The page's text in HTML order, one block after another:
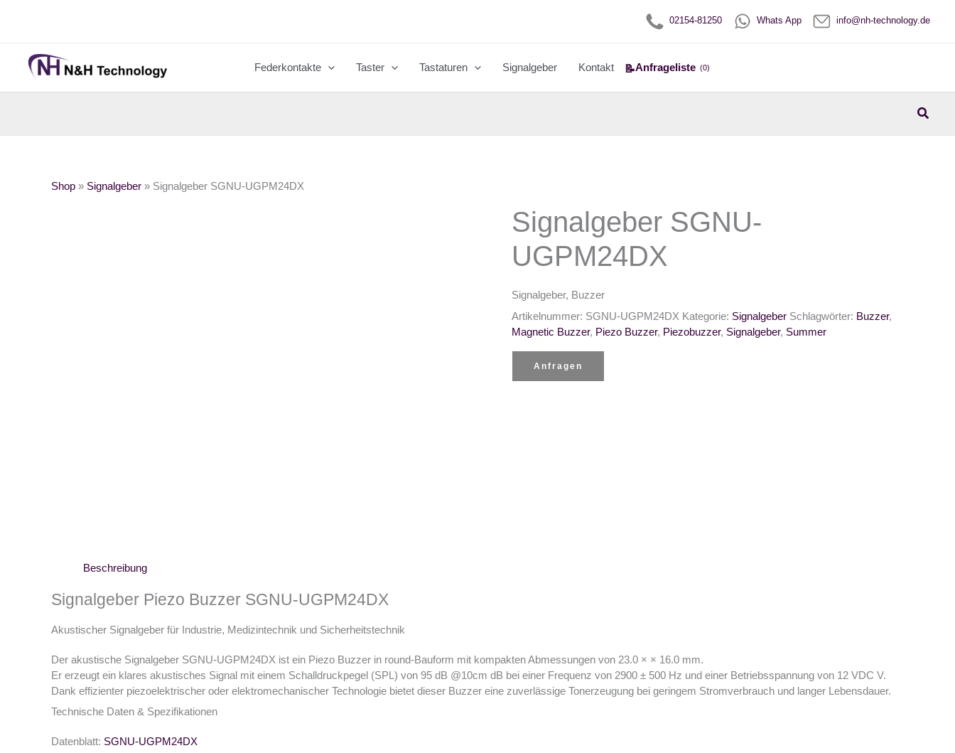
02154-81250 Whats App info@nh-technology.de
Federkontakte Taster Tastaturen Signalgeber Kontakt 📝Anfrageliste (0)
Shop » Signalgeber » Signalgeber SGNU-UGPM24DX
Signalgeber SGNU-
UGPM24DX
Signalgeber, Buzzer
Artikelnummer: SGNU-UGPM24DX Kategorie: Signalgeber Schlagwörter: Buzzer,
Magnetic Buzzer, Piezo Buzzer, Piezobuzzer, Signalgeber, Summer
Anfragen
Beschreibung
Signalgeber Piezo Buzzer SGNU-UGPM24DX
Akustischer Signalgeber für Industrie, Medizintechnik und Sicherheitstechnik
Der akustische Signalgeber SGNU-UGPM24DX ist ein Piezo Buzzer in round-Bauform mit kompakten Abmessungen von 23.0 × × 16.0 mm.
Er erzeugt ein klares akustisches Signal mit einem Schalldruckpegel (SPL) von 95 dB @10cm dB bei einer Frequenz von 2900 ± 500 Hz und einer Betriebsspannung von 12 VDC V.
Dank effizienter piezoelektrischer oder elektromechanischer Technologie bietet dieser Buzzer eine zuverlässige Tonerzeugung bei geringem Stromverbrauch und langer Lebensdauer.
Technische Daten & Spezifikationen
Datenblatt: SGNU-UGPM24DX